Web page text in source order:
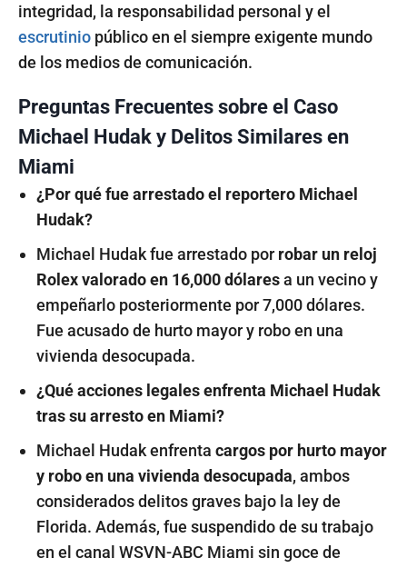
integridad, la responsabilidad personal y el
escrutinio público en el siempre exigente mundo
de los medios de comunicación.
Preguntas Frecuentes sobre el Caso
Michael Hudak y Delitos Similares en
Miami
¿Por qué fue arrestado el reportero Michael
Hudak?
Michael Hudak fue arrestado porrobar un reloj
Rolex valorado en 16,000 dólaresa un vecino y
empeñarlo posteriormente por 7,000 dólares.
Fue acusado de hurto mayor y robo en una
vivienda desocupada.
¿Qué acciones legales enfrenta Michael Hudak
tras su arresto en Miami?
Michael Hudak enfrenta cargos por hurto mayor
y robo en una vivienda desocupada, ambos
considerados delitos graves bajo la ley de
Florida. Además, fue suspendido de su trabajo
en el canal WSVN-ABC Miami sin goce de